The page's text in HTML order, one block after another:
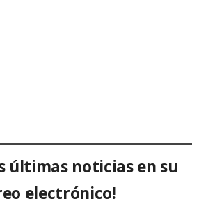
últimas noticias en su
electrónico!